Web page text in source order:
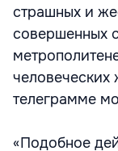
страшных и
совершенных
человеческих
телеграмме
«Подобное